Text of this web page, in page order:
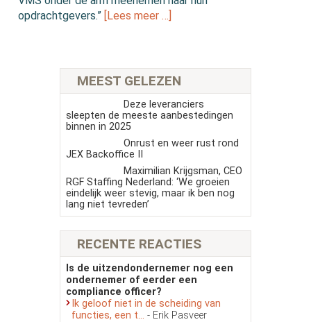
opdrachtgevers.” [Lees meer …]
MEEST GELEZEN
Deze leveranciers
sleepten de meeste aanbestedingen
binnen in 2025
Onrust en weer rust rond
JEX Backoffice II
Maximilian Krijgsman, CEO
RGF Staffing Nederland: ‘We groeien
eindelijk weer stevig, maar ik ben nog
lang niet tevreden’
RECENTE REACTIES
Is de uitzendondernemer nog een
ondernemer of eerder een
compliance officer?
Ik geloof niet in de scheiding van
functies, een t... - Erik Pasveer